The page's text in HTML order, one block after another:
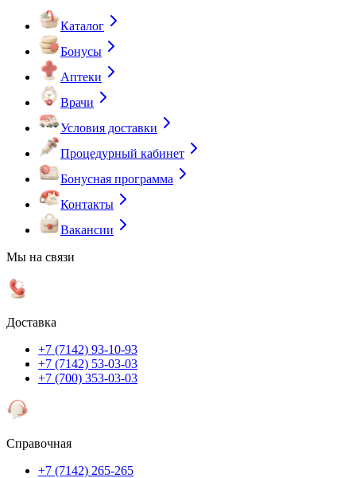
Каталог
Бонусы
Аптеки
Врачи
Условия доставки
Процедурный кабинет
Бонусная программа
Контакты
Вакансии
Мы на связи
Доставка
+7 (7142) 93-10-93
+7 (7142) 53-03-03
+7 (700) 353-03-03
Справочная
+7 (7142) 265-265